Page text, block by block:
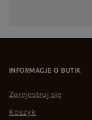
INFORMACJE O BUTIK
Zarejestruj się
Koszyk